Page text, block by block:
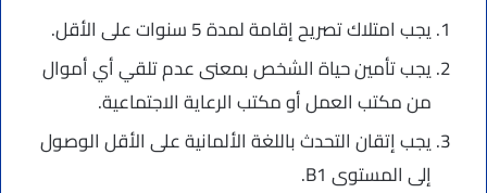
يجب امتلاك تصريح إقامة لمدة 5 سنوات على الأقل.
يجب تأمين حياة الشخص بمعنى عدم تلقي أي أموال
من مكتب العمل أو مكتب الرعاية الاجتماعية.
يجب إتقان التحدث باللغة الألمانية على الأقل الوصول
إلى المستوى B1.